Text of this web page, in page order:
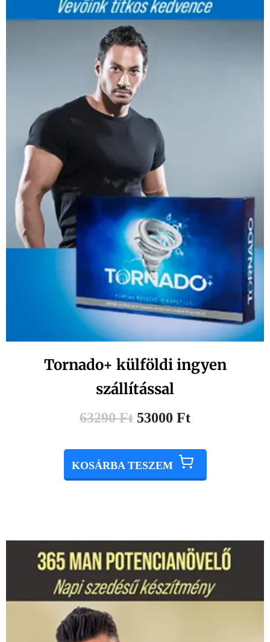
Tornado+ külföldi ingyen
szállítással
63290Ft 53000 Ft
KOSÁRBA TESZEM
price
was:
100990 Ft.
price
is:
96000 Ft.